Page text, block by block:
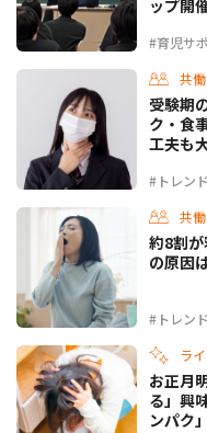
#育児サ
ップ開
共
#トレン
受験期
ク・食
工夫も
共
#トレン
約8割
の原因
ラ
お正月
る」興
ンパク